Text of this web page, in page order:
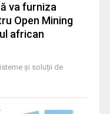
va furniza
Open Mining
african
și soluții de